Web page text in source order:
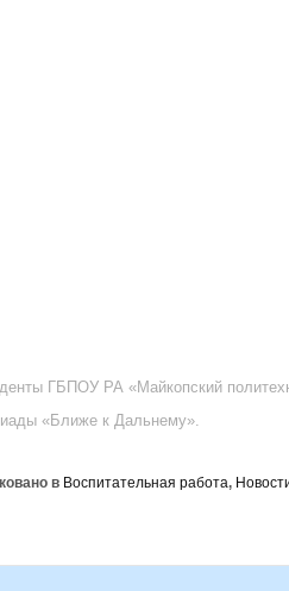
ГБПОУ РА «Майкопский
«Ближе к Дальнему».
в Воспитательная работа,